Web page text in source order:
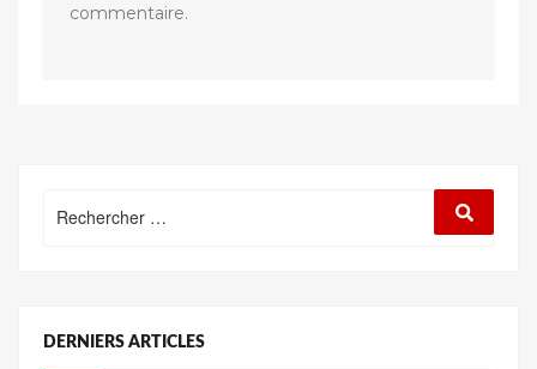
commentaire.
DERNIERS ARTICLES